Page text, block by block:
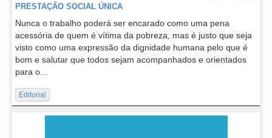
PRESTAÇÃO SOCIAL ÚNICA
Nunca o trabalho poderá ser encarado como uma pena
acessória de quem é vítima da pobreza, mas é justo que seja
visto como uma expressão da dignidade humana pelo que é
bom e salutar que todos sejam acompanhados e orientados
para o...
Editorial